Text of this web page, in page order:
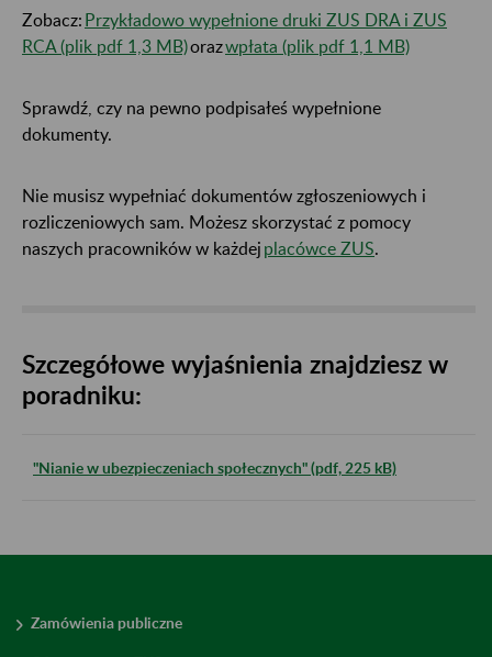
Zobacz: Przykładowo wypełnione druki ZUS DRA i ZUS
RCA (plik pdf 1,3 MB)orazwpłata (plik pdf 1,1 MB)
Sprawdź, czy na pewno podpisałeś wypełnione
dokumenty.
Nie musisz wypełniać dokumentów zgłoszeniowych i
rozliczeniowych sam. Możesz skorzystać z pomocy
naszych pracowników w każdej placówce ZUS.
Szczegółowe wyjaśnienia znajdziesz w
poradniku:
"Nianie w ubezpieczeniach społecznych" (pdf, 225 kB)
Zamówienia publiczne